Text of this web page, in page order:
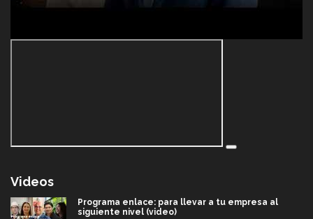
Videos
Programa enlace: para llevar a tu empresa al
siguiente nivel (video)